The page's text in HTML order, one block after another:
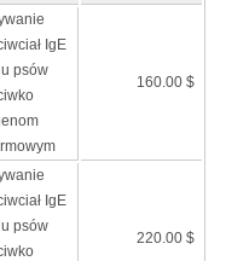
IgE
psów
160.00 $
IgE
psów
220.00 $